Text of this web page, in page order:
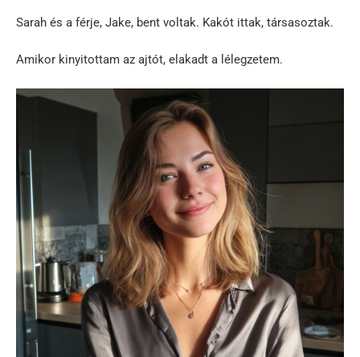
Sarah és a férje, Jake, bent voltak. Kakót ittak, társasoztak.
Amikor kinyitottam az ajtót, elakadt a lélegzetem.